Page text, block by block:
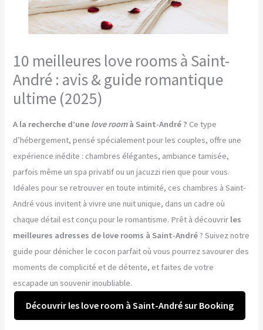
10 meilleures love rooms à Saint-
André : avis & guide romantique
ultime (2025)
A la recherche d’une love roomà Saint-André ? Ce type
d’hébergement, pensé spécialement pour les couples, offre une
expérience inédite : chambres élégantes, ambiance tamisée,
parfois même un spa privatif ou un jacuzzi rien que pour vous.
Idéales pour se retrouver en toute intimité, ces chambres à Saint-
André vous invitent à vivre une nuit unique, dans un cadre où
chaque détail est conçu pour le romantisme. Prêt à découvrir les
meilleures adresses de love rooms à Saint-André? Suivez notre
guide pour dénicher le cocon parfait où vous pourrez savourer des
moments de complicité et de détente, et faites de votre
escapade un souvenir inoubliable.
Découvrir les love room à Saint-André sur Booking